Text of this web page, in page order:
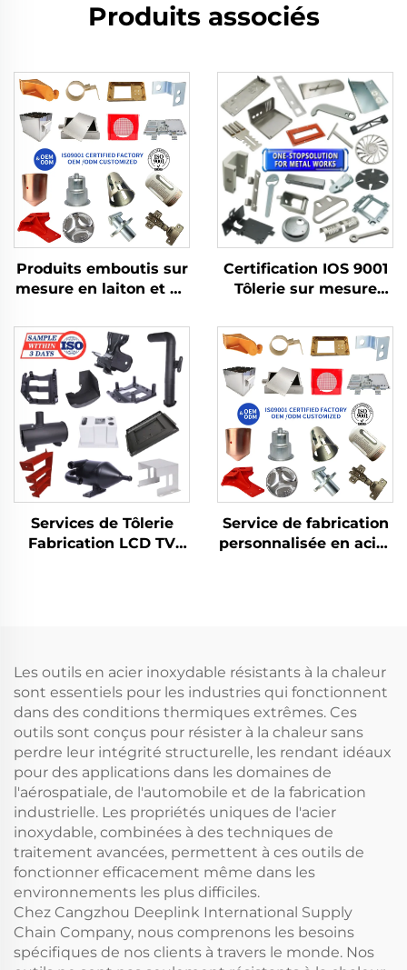
Produits associés
Produits emboutis sur
mesure en laiton et en
fabrication en tôle
pour pièces embouties
profondes
Certification IOS 9001
Tôlerie sur mesure
aluminium Découpe à
l' laser
Services de Tôlerie
Fabrication LCD TV
Service de fabrication
personnalisée en acier
tôlerie
Les outils en acier inoxydable résistants à la chaleur
sont essentiels pour les industries qui fonctionnent
dans des conditions thermiques extrêmes. Ces
outils sont conçus pour résister à la chaleur sans
perdre leur intégrité structurelle, les rendant idéaux
pour des applications dans les domaines de
l'aérospatiale, de l'automobile et de la fabrication
industrielle. Les propriétés uniques de l'acier
inoxydable, combinées à des techniques de
traitement avancées, permettent à ces outils de
fonctionner efficacement même dans les
environnements les plus difficiles.
Chez Cangzhou Deeplink International Supply
Chain Company, nous comprenons les besoins
spécifiques de nos clients à travers le monde. Nos